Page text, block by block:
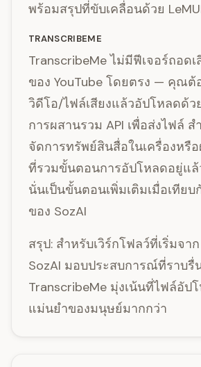
พร้อมสรุปที่ขับเคลื่อนด้วย
TRANSCRIBEME
TranscribeMe ไม่มีฟีเจอร์ถอดเ
ของ YouTube โดยตรง — คุณต้
วิดีโอ/ไฟล์เสียงแล้วอัปโหลดด้ว
การผสานรวม API เพื่อส่งไฟล์
จัดการทรัพย์สินสื่อในเครื่องหรื
ที่รวมขั้นตอนการอัปโหลดอยู่แล้
นั่นเป็นขั้นตอนเพิ่มเติมเมื่อเทีย
ของ SozAI
สรุป: สำหรับเวิร์กโฟลว์ที่เริ่มจา
SozAI มอบประสบการณ์ที่ราบรื่
TranscribeMe มุ่งเน้นที่ไฟล์อัป
แม่นยำของมนุษย์มากกว่า